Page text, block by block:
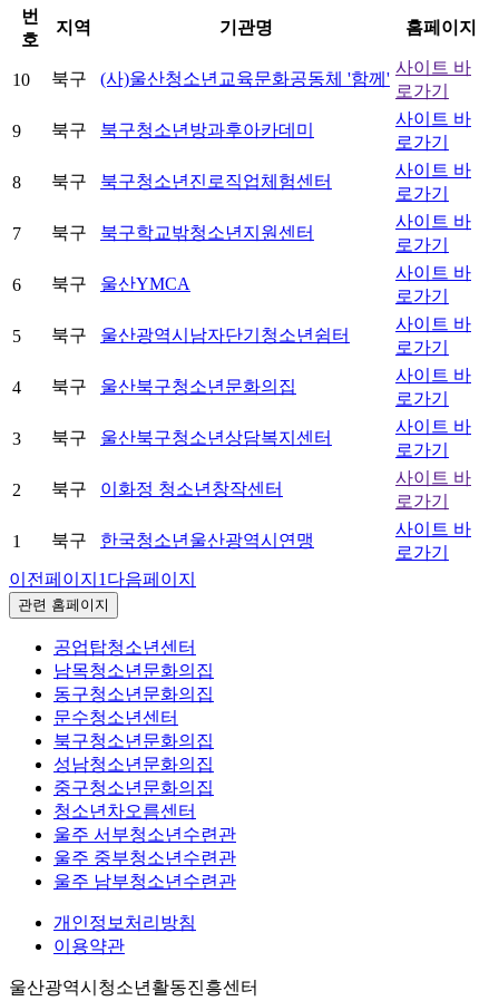
번
호
지역 기관명 홈페이지
10 북구 (사)울산청소년교육문화공동체 '함께'
사이트 바
로가기
9 북구 북구청소년방과후아카데미
사이트 바
로가기
8 북구 북구청소년진로직업체험센터
사이트 바
로가기
7 북구 북구학교밖청소년지원센터
사이트 바
로가기
6 북구 울산YMCA
사이트 바
로가기
5 북구 울산광역시남자단기청소년쉼터
사이트 바
로가기
4 북구 울산북구청소년문화의집
사이트 바
로가기
3 북구 울산북구청소년상담복지센터
사이트 바
로가기
2 북구 이화정 청소년창작센터
사이트 바
로가기
1 북구 한국청소년울산광역시연맹
사이트 바
로가기
이전페이지 1 다음페이지
관련 홈페이지
공업탑청소년센터
남목청소년문화의집
동구청소년문화의집
문수청소년센터
북구청소년문화의집
성남청소년문화의집
중구청소년문화의집
청소년차오름센터
울주 서부청소년수련관
울주 중부청소년수련관
울주 남부청소년수련관
개인정보처리방침
이용약관
울산광역시청소년활동진흥센터